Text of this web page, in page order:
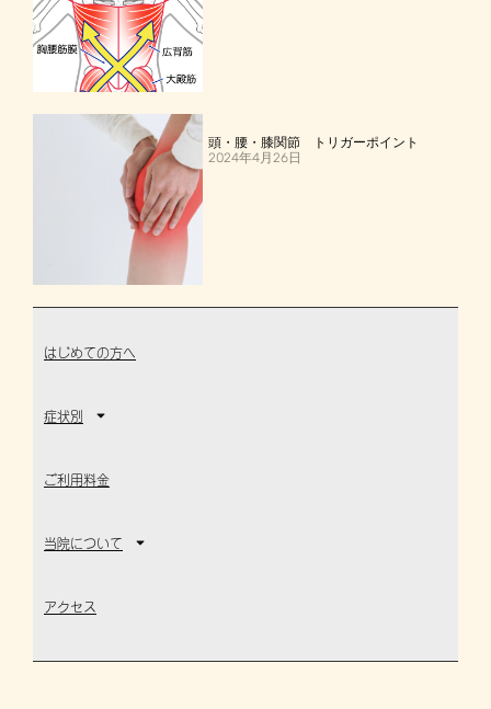
頭・腰・膝関節 トリガーポイント
2024年4月26日
はじめての方へ
症状別
ご利用料金
当院について
アクセス